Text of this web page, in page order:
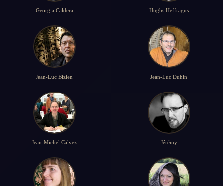
Georgia Caldera Hughs Heffragus
Jean-Luc Bizien Jean-Luc Duhin
Jean-Michel Calvez Jérémy